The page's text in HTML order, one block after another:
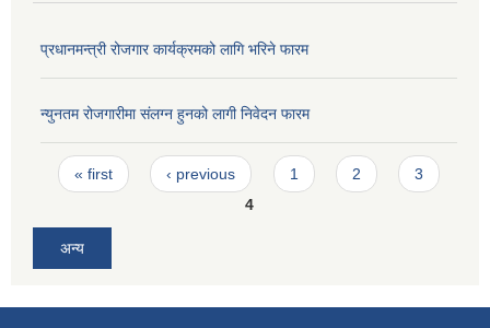
प्रधानमन्त्री रोजगार कार्यक्रमको लागि भरिने फारम
न्युनतम रोजगारीमा संलग्न हुनको लागी निवेदन फारम
Pages
« first ‹ previous 1 2
3
4
अन्य